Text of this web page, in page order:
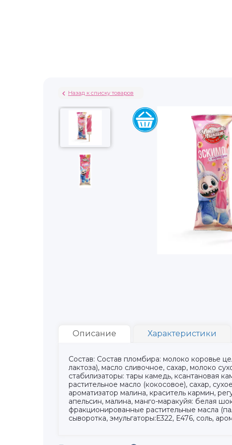
Назад к списку товаров
Описание Характеристики
Состав: Состав пломбира: молоко коровье
лактоза), масло сливочное, сахар, молоко
стабилизаторы: тары камедь, ксантановая
растительное масло (кокосовое), сахар,
ароматизатор малина, краситель кармин,
апельсин, малина, манго-маракуйя: белая
фракционированные растительные масла
сыворотка, эмульгаторы:Е322, Е476, соль,